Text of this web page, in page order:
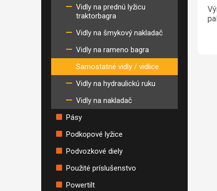
Vidly na prednú lyžicu
traktorbagra
Vidly na šmykový nakladač
Vidly na rameno bagra
Samostatné vidly / vidlice
Vidly na hydraulickú ruku
Vidly na nakladač
Pásy
Podkopové lyžice
Podvozkové diely
Použité príslušenstvo
Powertilt